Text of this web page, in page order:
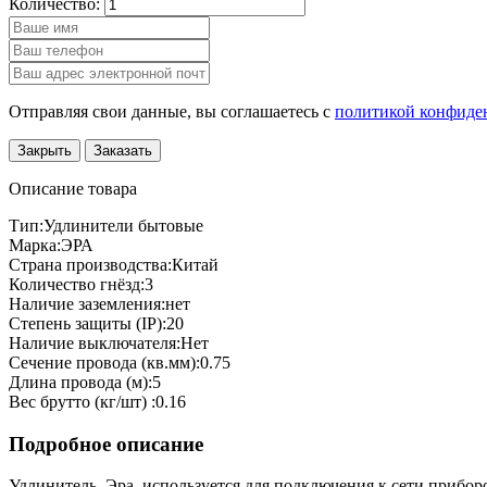
Отправляя свои данные, вы соглашаетесь с политикой
Закрыть Заказать
Описание товара
Тип:Удлинители бытовые
Марка:ЭРА
Страна производства:Китай
Количество гнёзд:3
Наличие заземления:нет
Степень защиты (IP):20
Наличие выключателя:Нет
Сечение провода (кв.мм):0.75
Длина провода (м):5
Вес брутто (кг/шт) :0.16
Подробное описание